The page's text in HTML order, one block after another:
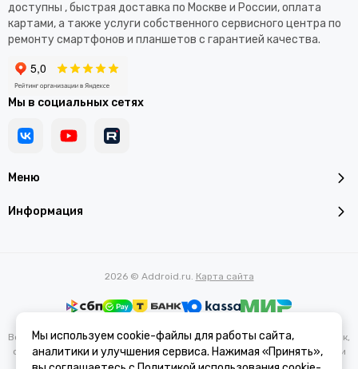
Меню
Информация
доступны , быстрая доставка по Москве и России, оплата
картами, а также услуги собственного сервисного центра по
ремонту смартфонов и планшетов с гарантией качества.
Мы в социальных сетях
2026 © Addroid.ru. Карта сайта
Вся представленная на сайте информация, касающаяся характеристик,
стоимости товаров и услуг, носит информационный характер и ни при
каких условиях не является публичной офертой, определяемой
Мы используем cookie-файлы для работы сайта,
аналитики и улучшения сервиса. Нажимая «Принять»,